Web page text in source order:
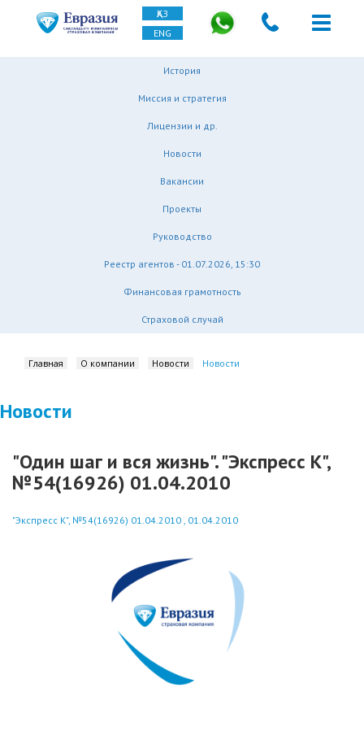
ҚАЗ
ENG
История
Миссия и стратегия
Лицензии и др.
Новости
Вакансии
Проекты
Руководство
Реестр агентов - 01.07.2026, 15:30
Финансовая грамотность
Страховой случай
Главная О компании Новости Новости
Новости
"Один шаг и вся жизнь". "Экспресс К",
№54(16926) 01.04.2010
"Экспресс К", №54(16926) 01.04.2010 , 01.04.2010